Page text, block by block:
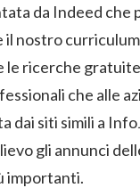
da Indeed che
il nostro
ricerche gratuite
che alle
dai siti simili a
gli annunci
importanti.